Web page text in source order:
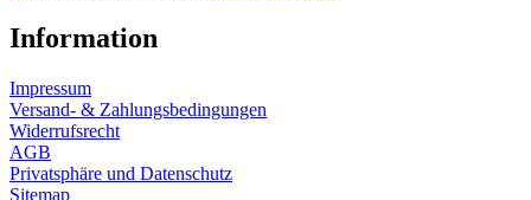
Information
Impressum
Versand- & Zahlungsbedingungen
Widerrufsrecht
AGB
Privatsphäre und Datenschutz
Sitemap